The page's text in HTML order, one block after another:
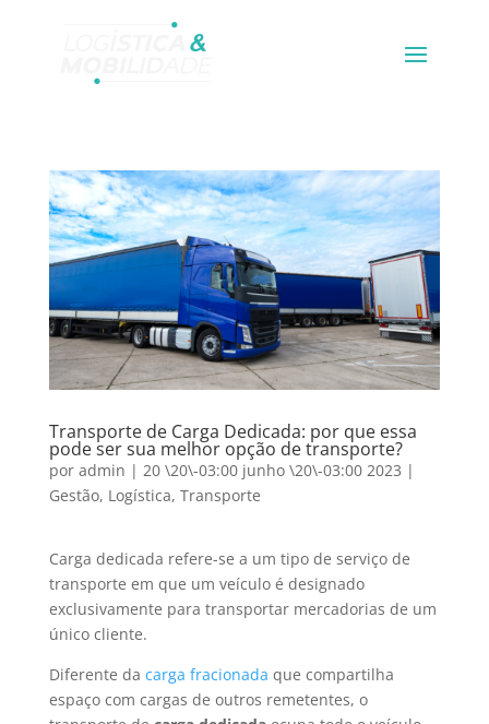
Transporte de Carga Dedicada: por que essa
pode ser sua melhor opção de transporte?
por admin | 20 \20\-03:00 junho \20\-03:00 2023 |
Gestão, Logística, Transporte
Carga dedicada refere-se a um tipo de serviço de
transporte em que um veículo é designado
exclusivamente para transportar mercadorias de um
único cliente.
Diferente da carga fracionada que compartilha
espaço com cargas de outros remetentes, o